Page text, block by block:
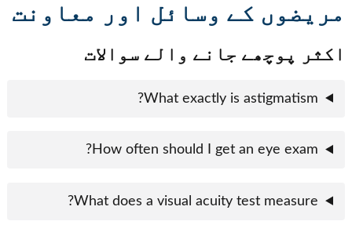
مریضوں کے وسائل اور معاونت
اکثر پوچھے جانے والے سوالات
What exactly is astigmatism?
How often should I get an eye exam?
What does a visual acuity test measure?